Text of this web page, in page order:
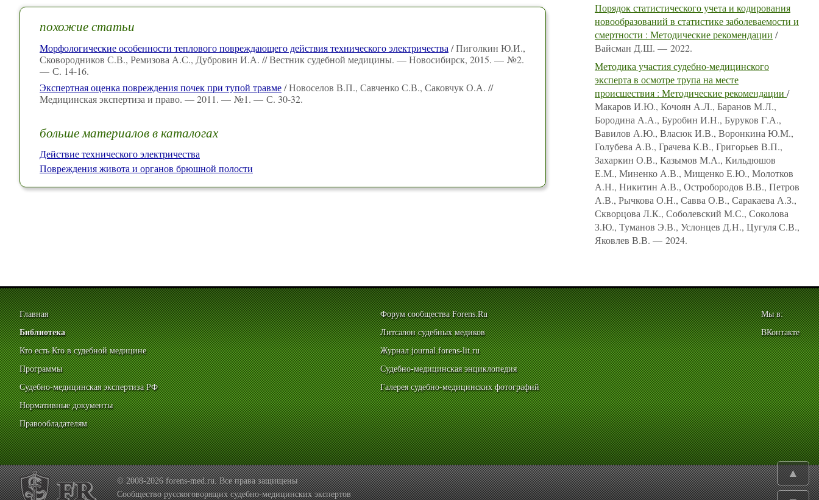
похожие статьи
Морфологические особенности теплового повреждающего действия технического электричества / Пиголкин Ю.И.,
Сковородников С.В., Ремизова А.С., Дубровин И.А. // Вестник судебной медицины. — Новосибирск, 2015. — №2.
— С. 14-16.
Экспертная оценка повреждения почек при тупой травме/ Новоселов В.П., Савченко С.В., Саковчук О.А. //
Медицинская экспертиза и право. — 2011. — №1. — С. 30-32.
больше материалов в каталогах
Действие технического электричества
Повреждения живота и органов брюшной полости
Порядок статистического учета и кодирования
новообразований в статистике заболеваемости и
смертности : Методические рекомендации /
Вайсман Д.Ш. — 2022.
Методика участия судебно-медицинского
эксперта в осмотре трупа на месте
происшествия : Методические рекомендации /
Макаров И.Ю., Кочоян А.Л., Баранов М.Л.,
Бородина А.А., Буробин И.Н., Буруков Г.А.,
Вавилов А.Ю., Власюк И.В., Воронкина Ю.М.,
Голубева А.В., Грачева К.В., Григорьев В.П.,
Захаркин О.В., Казымов М.А., Кильдюшов
Е.М., Миненко А.В., Мищенко Е.Ю., Молотков
А.Н., Никитин А.В., Остробородов В.В., Петров
А.В., Рычкова О.Н., Савва О.В., Саракаева А.З.,
Скворцова Л.К., Соболевский М.С., Соколова
З.Ю., Туманов Э.В., Услонцев Д.Н., Цугуля С.В.,
Яковлев В.В. — 2024.
Главная
Библиотека
Кто есть Кто в судебной медицине
Программы
Судебно-медицинская экспертиза РФ
Нормативные документы
Правообладателям
Форум сообщества Forens.Ru
Литсалон судебных медиков
Журнал journal.forens-lit.ru
Судебно-медицинская энциклопедия
Галерея судебно-медицинских фотографий
Мы в:
ВКонтакте
© 2008-2026 forens-med.ru. Все права защищены
Сообщество русскоговорящих судебно-медицинских экспертов
▲